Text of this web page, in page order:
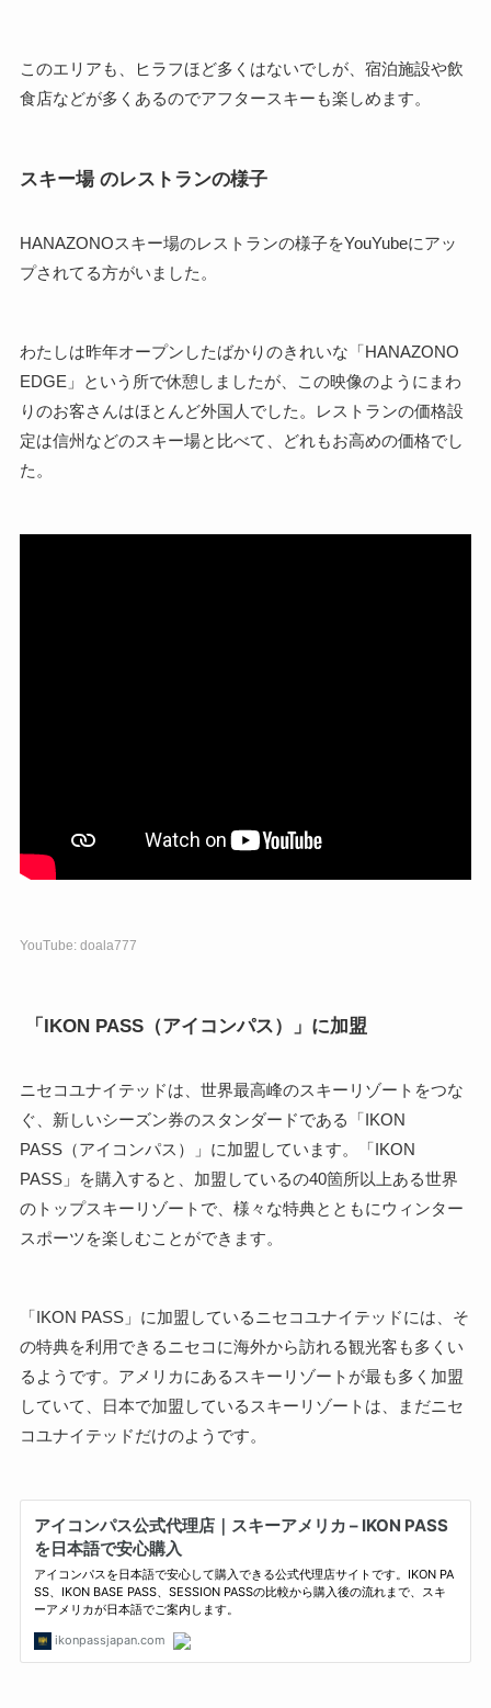
このエリアも、ヒラフほど多くはないでしが、宿泊施設や飲
食店などが多くあるのでアフタースキーも楽しめます。
スキー場 のレストランの様子
HANAZONOスキー場のレストランの様子をYouYubeにアッ
プされてる方がいました。
わたしは昨年オープンしたばかりのきれいな「HANAZONO
EDGE」という所で休憩しましたが、この映像のようにまわ
りのお客さんはほとんど外国人でした。レストランの価格設
定は信州などのスキー場と比べて、どれもお高めの価格でし
た。
YouTube: doala777
「IKON PASS（アイコンパス）」に加盟
ニセコユナイテッドは、世界最高峰のスキーリゾートをつな
ぐ、新しいシーズン券のスタンダードである「IKON
PASS（アイコンパス）」に加盟しています。「IKON
PASS」を購入すると、加盟しているの40箇所以上ある世界
のトップスキーリゾートで、様々な特典とともにウィンター
スポーツを楽しむことができます。
「IKON PASS」に加盟しているニセコユナイテッドには、そ
の特典を利用できるニセコに海外から訪れる観光客も多くい
るようです。アメリカにあるスキーリゾートが最も多く加盟
していて、日本で加盟しているスキーリゾートは、まだニセ
コユナイテッドだけのようです。